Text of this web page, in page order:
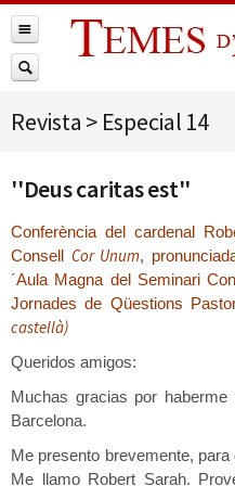
Revista > Especial 14
''Deus caritas est''
Conferència del cardenal
Consell Cor Unum,
´Aula Magna del Seminari
Jornades de Qüestions
castellà)
Queridos amigos:
Muchas gracias por
Barcelona.
Me presento brevemente,
Me llamo Robert Sarah.